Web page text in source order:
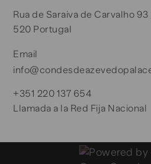
Rua de Saraiva de Carvalho
520 Portugal
Email
+351 220 137 654
Llamada a la Red Fija Nacional